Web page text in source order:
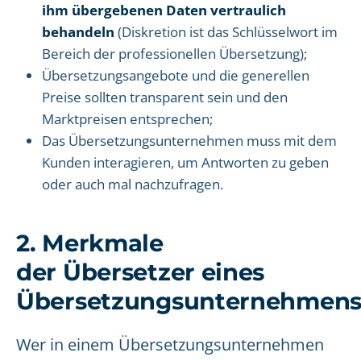
ihm übergebenen Daten vertraulich
behandeln (Diskretion ist das Schlüsselwort im
Bereich der professionellen Übersetzung);
Übersetzungsangebote und die generellen
Preise sollten transparent sein und den
Marktpreisen entsprechen;
Das Übersetzungsunternehmen muss mit dem
Kunden interagieren, um Antworten zu geben
oder auch mal nachzufragen.
2. Merkmale
der Übersetzer eines
Wer in einem Übersetzungsunternehmen